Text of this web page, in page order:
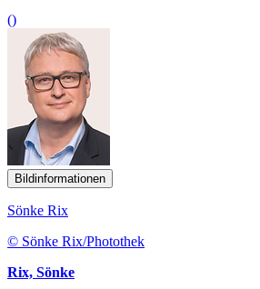
()
Bildinformationen
Sönke Rix
© Sönke Rix/Photothek
Rix, Sönke